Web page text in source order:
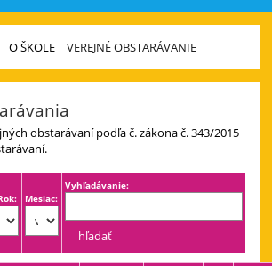
O ŠKOLE VEREJNÉ OBSTARÁVANIE
obstarávaní podľa č. zákona č. 343/2015
Mesiac:
Vyhľadávanie: